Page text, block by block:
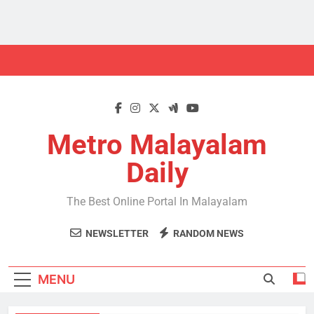
Metro Malayalam
Daily
The Best Online Portal In Malayalam
NEWSLETTER RANDOM NEWS
MENU